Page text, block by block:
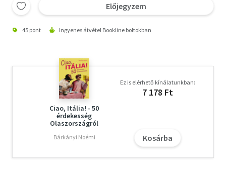
Előjegyzem
45 pont Ingyenes átvétel Bookline boltokban
Ciao, Itália! - 50
érdekesség
Olaszországról
Bárkányi Noémi
Ez is elérhető kínálatunkban:
7 178 Ft
Kosárba